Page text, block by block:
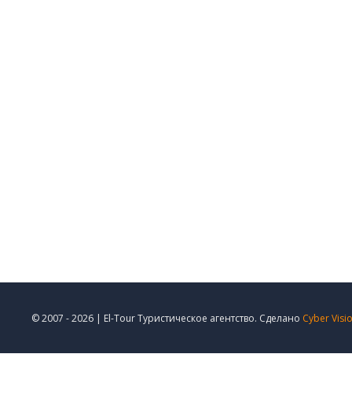
© 2007 - 2026 | El-Tour Туристическое агентство. Сделано Cyber